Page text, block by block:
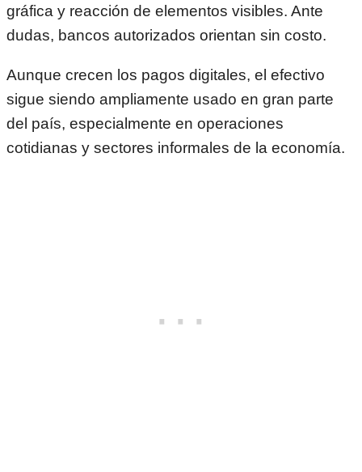
gráfica y reacción de elementos visibles. Ante
dudas, bancos autorizados orientan sin costo.
Aunque crecen los pagos digitales, el efectivo
sigue siendo ampliamente usado en gran parte
del país, especialmente en operaciones
cotidianas y sectores informales de la economía.